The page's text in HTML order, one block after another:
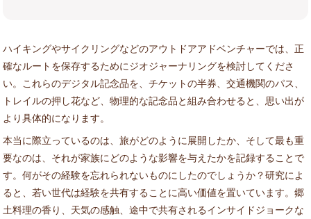
ハイキングやサイクリングなどのアウトドアアドベンチャーでは、正
確なルートを保存するためにジオジャーナリングを検討してくださ
い。これらのデジタル記念品を、チケットの半券、交通機関のパス、
トレイルの押し花など、物理的な記念品と組み合わせると、思い出が
より具体的になります。
本当に際立っているのは、旅がどのように展開したか、そして最も重
要なのは、それが家族にどのような影響を与えたかを記録することで
す。何がその経験を忘れられないものにしたのでしょうか？研究によ
ると、若い世代は経験を共有することに高い価値を置いています。郷
土料理の香り、天気の感触、途中で共有されるインサイドジョークな